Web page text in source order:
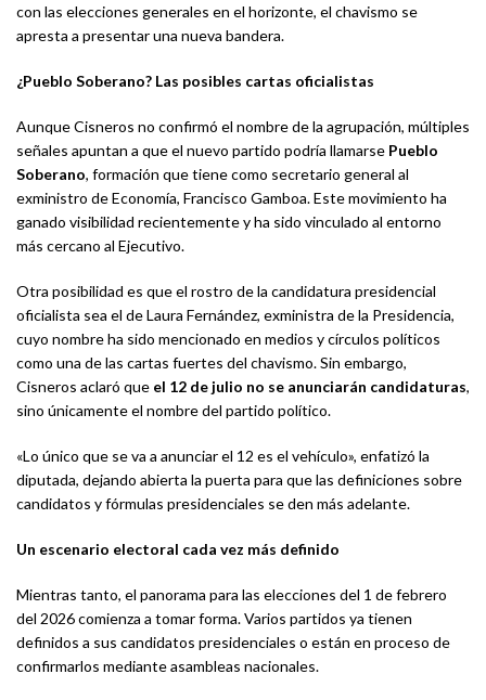
con las elecciones generales en el horizonte, el chavismo se
apresta a presentar una nueva bandera.
¿Pueblo Soberano? Las posibles cartas oficialistas
Aunque Cisneros no confirmó el nombre de la agrupación, múltiples
señales apuntan a que el nuevo partido podría llamarse Pueblo
Soberano, formación que tiene como secretario general al
exministro de Economía, Francisco Gamboa. Este movimiento ha
ganado visibilidad recientemente y ha sido vinculado al entorno
más cercano al Ejecutivo.
Otra posibilidad es que el rostro de la candidatura presidencial
oficialista sea el de Laura Fernández, exministra de la Presidencia,
cuyo nombre ha sido mencionado en medios y círculos políticos
como una de las cartas fuertes del chavismo. Sin embargo,
Cisneros aclaró que el 12 de julio no se anunciarán candidaturas,
sino únicamente el nombre del partido político.
«Lo único que se va a anunciar el 12 es el vehículo», enfatizó la
diputada, dejando abierta la puerta para que las definiciones sobre
candidatos y fórmulas presidenciales se den más adelante.
Un escenario electoral cada vez más definido
Mientras tanto, el panorama para las elecciones del 1 de febrero
del 2026 comienza a tomar forma. Varios partidos ya tienen
definidos a sus candidatos presidenciales o están en proceso de
confirmarlos mediante asambleas nacionales.